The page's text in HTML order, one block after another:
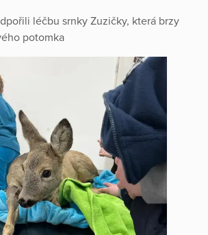
léčbu srnky Zuzičky, která brzy
potomka